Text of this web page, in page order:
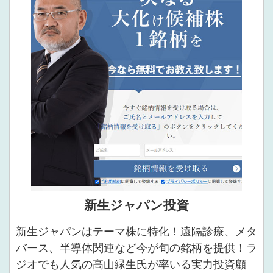
新生ジャパン投資
新生ジャパンはテーマ株に特化！遠隔診療、メタ
バース、半導体関連など今が旬の銘柄を提供！ラ
ジオでも人気の高山緑生氏が率いる実力投資顧